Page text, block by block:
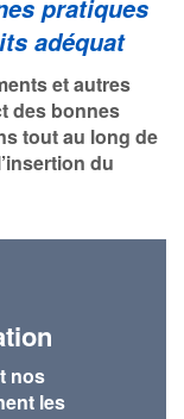
pratiques
adéquat
et autres
des bonnes
tout au long de
du
nos
les